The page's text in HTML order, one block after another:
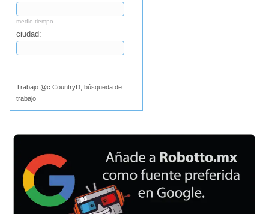
medio tiempo
ciudad:
Trabajo @c:CountryD, búsqueda de
trabajo